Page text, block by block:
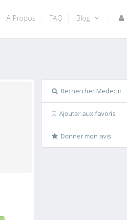
A Propos FAQ Blog
Rechercher Medecin
Ajouter aux favoris
Donner mon avis